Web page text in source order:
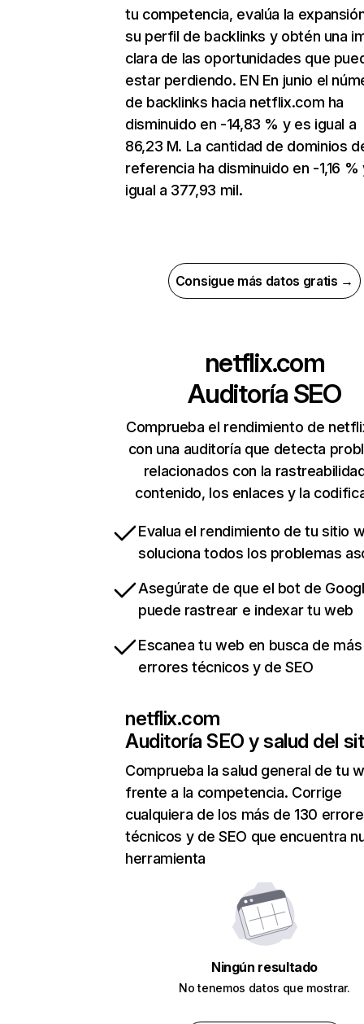
tu competencia, evalúa la
su perfil de backlinks y obtén una
clara de las oportunidades que
estar perdiendo. EN En junio el
de backlinks hacia netflix.com ha
disminuido en -14,83 % y es igual a
86,23 M. La cantidad de dominios
referencia ha disminuido en -1,16 %
igual a 377,93 mil.
Consigue más datos gratis →
netflix.com
Auditoría SEO
Comprueba el rendimiento de
con una auditoría que detecta
relacionados con la
contenido, los enlaces y la
Evalua el rendimiento de tu sitio
soluciona todos los problemas
Asegúrate de que el bot de
puede rastrear e indexar tu web
Escanea tu web en busca de
errores técnicos y de SEO
netflix.com
Auditoría SEO y salud del
Comprueba la salud general de tu
frente a la competencia. Corrige
cualquiera de los más de 130
técnicos y de SEO que encuentra
herramienta
Ningún resultado
No tenemos datos que mostrar.